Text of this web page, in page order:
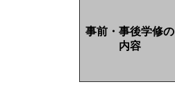
事前・事後学修の
内容